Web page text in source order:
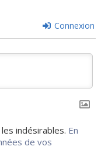
Connexion
indésirables. En
de vos